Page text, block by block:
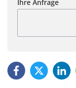
Ihre Anfrage